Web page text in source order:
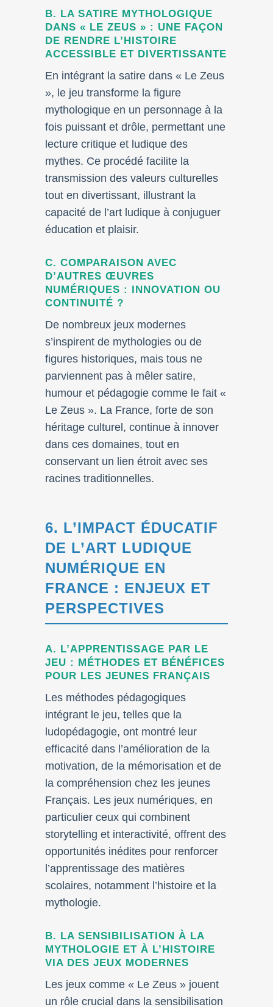
B. LA SATIRE MYTHOLOGIQUE
DANS « LE ZEUS » : UNE FAÇON
DE RENDRE L’HISTOIRE
ACCESSIBLE ET DIVERTISSANTE
En intégrant la satire dans « Le Zeus
», le jeu transforme la figure
mythologique en un personnage à la
fois puissant et drôle, permettant une
lecture critique et ludique des
mythes. Ce procédé facilite la
transmission des valeurs culturelles
tout en divertissant, illustrant la
capacité de l’art ludique à conjuguer
éducation et plaisir.
C. COMPARAISON AVEC
D’AUTRES ŒUVRES
NUMÉRIQUES : INNOVATION OU
CONTINUITÉ ?
De nombreux jeux modernes
s’inspirent de mythologies ou de
figures historiques, mais tous ne
parviennent pas à mêler satire,
humour et pédagogie comme le fait «
Le Zeus ». La France, forte de son
héritage culturel, continue à innover
dans ces domaines, tout en
conservant un lien étroit avec ses
racines traditionnelles.
6. L’IMPACT ÉDUCATIF
DE L’ART LUDIQUE
NUMÉRIQUE EN
FRANCE : ENJEUX ET
PERSPECTIVES
A. L’APPRENTISSAGE PAR LE
JEU : MÉTHODES ET BÉNÉFICES
POUR LES JEUNES FRANÇAIS
Les méthodes pédagogiques
intégrant le jeu, telles que la
ludopédagogie, ont montré leur
efficacité dans l’amélioration de la
motivation, de la mémorisation et de
la compréhension chez les jeunes
Français. Les jeux numériques, en
particulier ceux qui combinent
storytelling et interactivité, offrent des
opportunités inédites pour renforcer
l’apprentissage des matières
scolaires, notamment l’histoire et la
mythologie.
B. LA SENSIBILISATION À LA
MYTHOLOGIE ET À L’HISTOIRE
VIA DES JEUX MODERNES
Les jeux comme « Le Zeus » jouent
un rôle crucial dans la sensibilisation